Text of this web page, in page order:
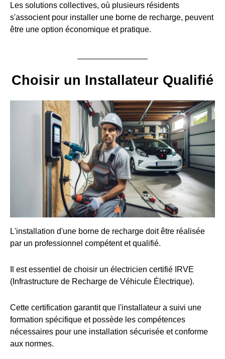
Les solutions collectives, où plusieurs résidents
s'associent pour installer une borne de recharge, peuvent
être une option économique et pratique.
Choisir un Installateur Qualifié
L'installation d'une borne de recharge doit être réalisée
par un professionnel compétent et qualifié.
Il est essentiel de choisir un électricien certifié IRVE
(Infrastructure de Recharge de Véhicule Électrique).
Cette certification garantit que l'installateur a suivi une
formation spécifique et possède les compétences
nécessaires pour une installation sécurisée et conforme
aux normes.